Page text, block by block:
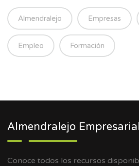
Almendralejo Empresas
Empleo Formación
Almendralejo Empresarial
Conoce todos los recursos